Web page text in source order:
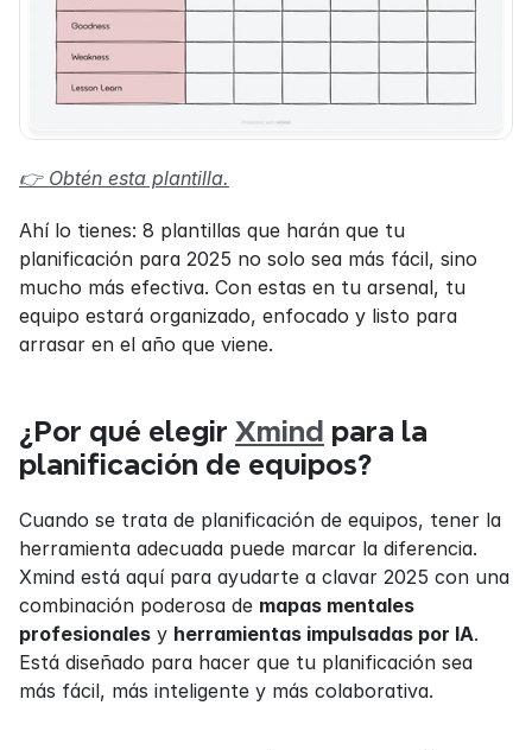
👉 Obtén esta plantilla.
Ahí lo tienes: 8 plantillas que harán que tu
planificación para 2025 no solo sea más fácil, sino
mucho más efectiva. Con estas en tu arsenal, tu
equipo estará organizado, enfocado y listo para
arrasar en el año que viene.
¿Por qué elegir Xmind para la
planificación de equipos?
Cuando se trata de planificación de equipos, tener la
herramienta adecuada puede marcar la diferencia.
Xmind está aquí para ayudarte a clavar 2025 con una
combinación poderosa de mapas mentales
profesionales y herramientas impulsadas por IA.
Está diseñado para hacer que tu planificación sea
más fácil, más inteligente y más colaborativa.